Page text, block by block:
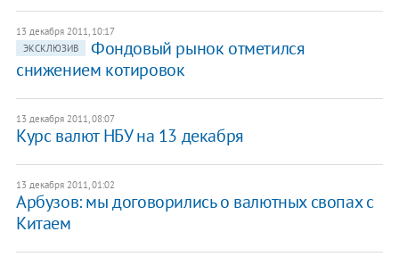
13 декабря 2011, 10:17
ЭКСКЛЮЗИВ
Фондовый рынок отметился
снижением котировок
13 декабря 2011, 08:07
Курс валют НБУ на 13 декабря
13 декабря 2011, 01:02
​Арбузов: мы договорились о валютных свопах с
Китаем